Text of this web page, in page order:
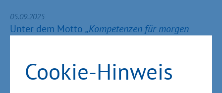
Cookie-Hinweis
05.09.2025
Unter dem Motto „Kompetenzen für morgen
Weiterbildungstag in Mecklenburg-